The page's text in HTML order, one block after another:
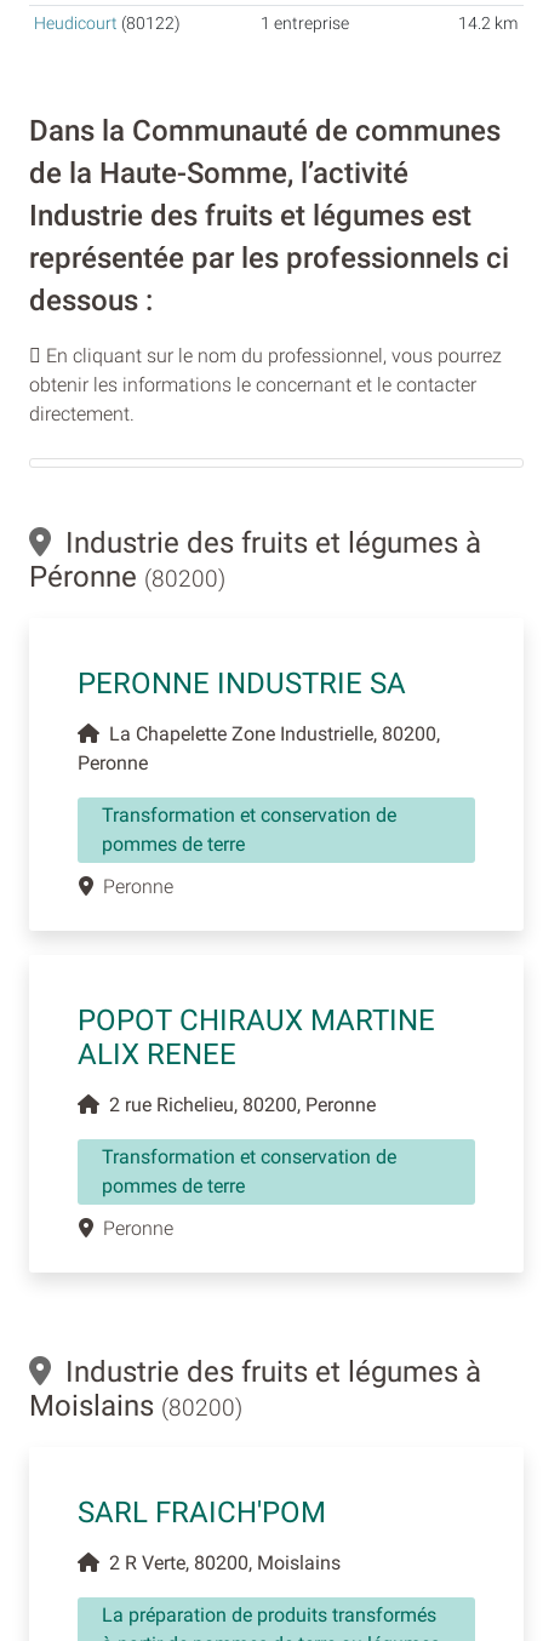
Heudicourt (80122) 1 entreprise 14.2 km
Dans la Communauté de communes
de la Haute-Somme, l’activité
Industrie des fruits et légumes est
représentée par les professionnels ci
dessous :
En cliquant sur le nom du professionnel, vous pourrez
obtenir les informations le concernant et le contacter
directement.
Industrie des fruits et légumes à
Péronne (80200)
PERONNE INDUSTRIE SA
La Chapelette Zone Industrielle, 80200,
Peronne
Transformation et conservation de
pommes de terre
Peronne
POPOT CHIRAUX MARTINE
ALIX RENEE
2 rue Richelieu, 80200, Peronne
Transformation et conservation de
pommes de terre
Peronne
Industrie des fruits et légumes à
Moislains (80200)
SARL FRAICH'POM
2 R Verte, 80200, Moislains
La préparation de produits transformés